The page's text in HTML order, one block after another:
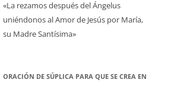
«La rezamos después del Ángelus
uniéndonos al Amor de Jesús por María,
su Madre Santísima»
ORACIÓN DE SÚPLICA PARA QUE SE CREA EN